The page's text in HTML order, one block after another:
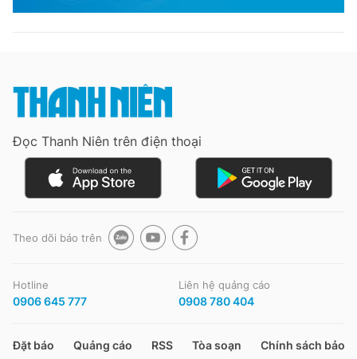
Đọc Thanh Niên trên điện thoại
Theo dõi báo trên
Hotline
0906 645 777
Liên hệ quảng cáo
0908 780 404
Đặt báo Quảng cáo RSS Tòa soạn Chính sách bảo